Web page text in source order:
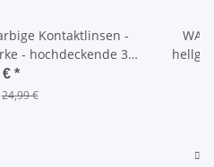
Kontaktlinsen -
€ *
24,99 €
hellgrau - mit und ohne Stärke